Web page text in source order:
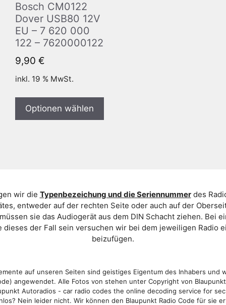
Bosch CM0122
Dover USB80 12V
EU – 7 620 000
122 – 7620000122
9,90 €
inkl. 19 % MwSt.
Optionen wählen
wir die Typenbezeichung und die Seriennummerdes
entweder auf der rechten Seite oder auch auf der
sie das Audiogerät aus dem DIN Schacht ziehen. Bei
der Fall sein versuchen wir bei dem jeweiligen Radio
beizufügen.
auf unseren Seiten sind geistiges Eigentum des Inhabers und
angewendet. Alle Fotos von stehen unter Copyright von
Autoradios - car radio codes the online decoding service for
Nein leider nicht. Wir können den Blaupunkt Radio Code für sie